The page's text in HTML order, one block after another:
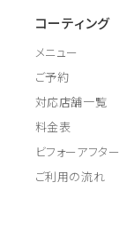
コーティング
メニュー
ご予約
対応店舗一覧
料金表
ビフォーアフター
ご利用の流れ